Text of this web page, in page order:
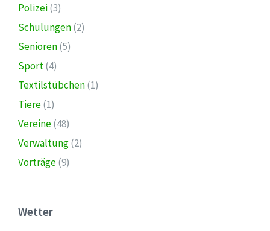
Polizei(3)
Schulungen(2)
Senioren(5)
Sport(4)
Textilstübchen(1)
Tiere(1)
Vereine(48)
Verwaltung(2)
Vorträge(9)
Wetter